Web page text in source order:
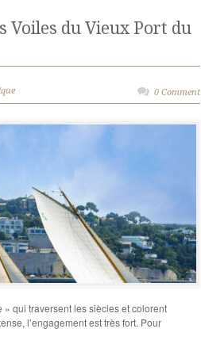
Voiles du Vieux Port du
0 Comment
qui traversent les siècles et colorent
l’engagement est très fort. Pour